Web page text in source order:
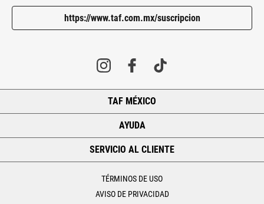
https://www.taf.com.mx/suscripcion
TAF MÉXICO
AYUDA
SERVICIO AL CLIENTE
TÉRMINOS DE USO
AVISO DE PRIVACIDAD